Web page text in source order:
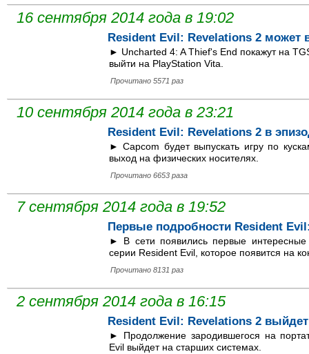
16 сентября 2014 года в 19:02
Resident Evil: Revelations 2 может
► Uncharted 4: A Thief's End покажут на
выйти на PlayStation Vita.
Прочитано 5571 раз
10 сентября 2014 года в 23:21
Resident Evil: Revelations 2 в
► Capcom будет выпускать игру по
выход на физических носителях.
Прочитано 6653 раза
7 сентября 2014 года в 19:52
Первые подробности Resident
► В сети появились первые
серии Resident Evil, которое появится на
Прочитано 8131 раз
2 сентября 2014 года в 16:15
Resident Evil: Revelations 2
► Продолжение зародившегося на
Evil выйдет на старших системах.